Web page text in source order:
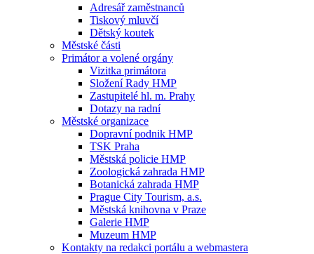
Adresář zaměstnanců
Tiskový mluvčí
Dětský koutek
Městské části
Primátor a volené orgány
Vizitka primátora
Složení Rady HMP
Zastupitelé hl. m. Prahy
Dotazy na radní
Městské organizace
Dopravní podnik HMP
TSK Praha
Městská policie HMP
Zoologická zahrada HMP
Botanická zahrada HMP
Prague City Tourism, a.s.
Městská knihovna v Praze
Galerie HMP
Muzeum HMP
Kontakty na redakci portálu a webmastera